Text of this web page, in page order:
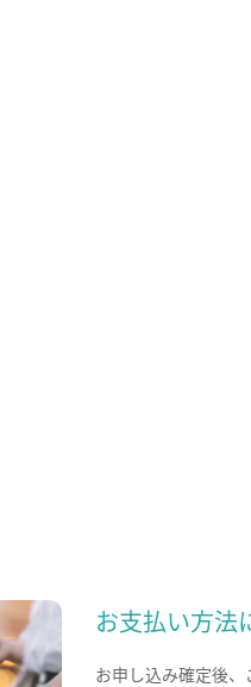
お支払い方法
お申し込み確定後、